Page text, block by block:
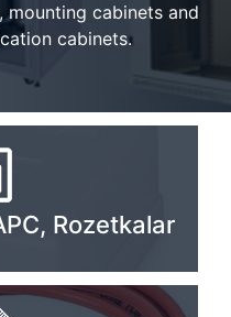
mounting cabinets and
cabinets.
Rozetkalar